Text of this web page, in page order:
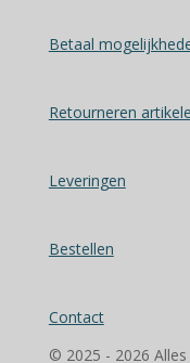
Betaal
Retourneren
Leveringen
Bestellen
Contact
© 2025 - 2026